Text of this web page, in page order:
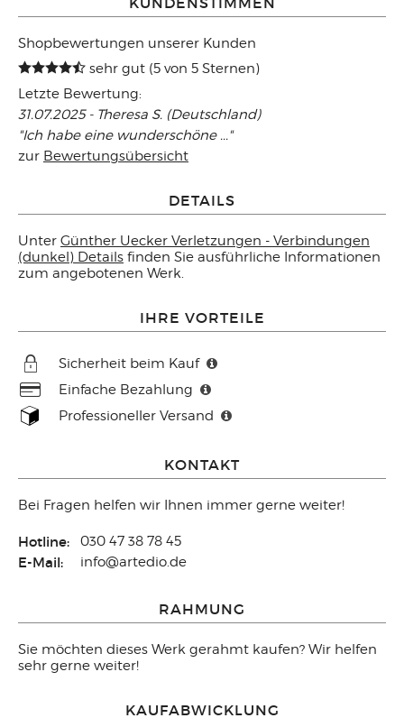
Shopbewertungen unserer Kunden
sehr gut (5 von 5 Sternen)
Letzte Bewertung:
31.07.2025 - Theresa S. (Deutschland)
"Ich habe eine wunderschöne ..."
zur Bewertungsübersicht
DETAILS
Unter Günther Uecker Verletzungen - Verbindungen
(dunkel) Details finden Sie ausführliche Informationen
zum angebotenen Werk.
IHRE VORTEILE
Sicherheit beim Kauf
Einfache Bezahlung
Professioneller Versand
KONTAKT
Bei Fragen helfen wir Ihnen immer gerne weiter!
Hotline: 030 47 38 78 45
E-Mail: info@artedio.de
RAHMUNG
Sie möchten dieses Werk gerahmt kaufen? Wir helfen
sehr gerne weiter!
KAUFABWICKLUNG